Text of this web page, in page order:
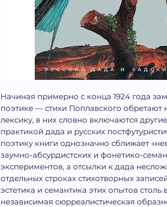
Начиная примерно с конца 1924 года
поэтике — стихи Поплавского обретают
лексику, в них словно включаются
практикой дада и русских
поэтику книги однозначно сближает
заумно-абсурдистских и фонетико-
экспериментов, а отсылки к дада
отдельных строках стихотворных
эстетика и семантика этих опытов столь
независимая сюрреалистическая